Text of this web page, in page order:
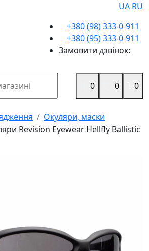
UA RU
+380 (98) 333-0-911
+380 (95) 333-0-911
Замовити дзвінок:
0 0
0
Окуляри, маски
Revision Eyewear Hellfly Ballistic